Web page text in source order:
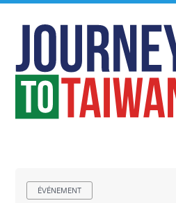
ÉVÉNEMENT